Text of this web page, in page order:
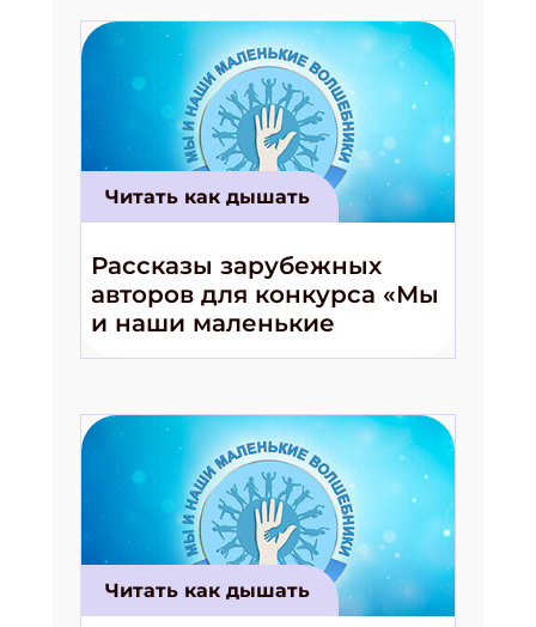
Читать как дышать
Рассказы зарубежных
авторов для конкурса «Мы
и наши маленькие
волшебники!»
Читать как дышать